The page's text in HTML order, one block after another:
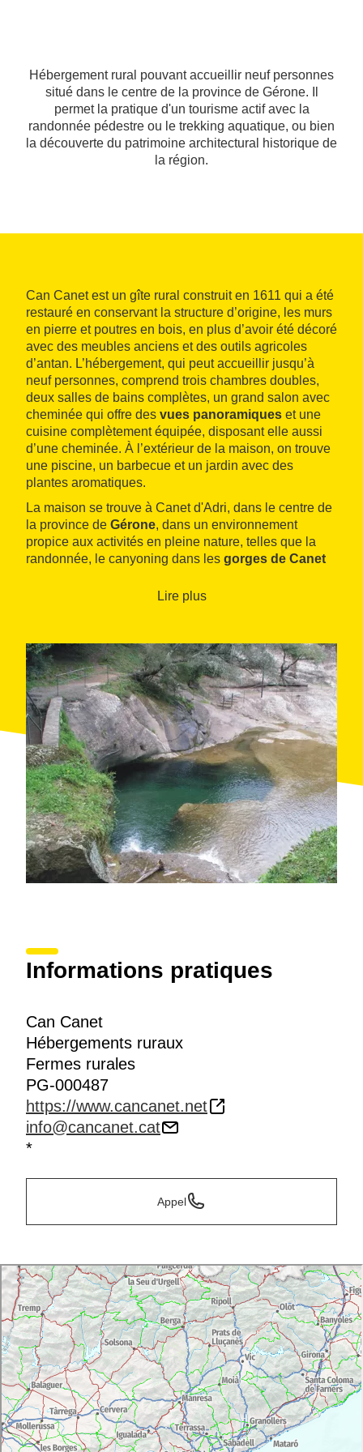
Hébergement rural pouvant accueillir neuf personnes
situé dans le centre de la province de Gérone. Il
permet la pratique d'un tourisme actif avec la
randonnée pédestre ou le trekking aquatique, ou bien
la découverte du patrimoine architectural historique de
la région.
Can Canet est un gîte rural construit en 1611 qui a été
restauré en conservant la structure d’origine, les murs
en pierre et poutres en bois, en plus d’avoir été décoré
avec des meubles anciens et des outils agricoles
d’antan. L’hébergement, qui peut accueillir jusqu’à
neuf personnes, comprend trois chambres doubles,
deux salles de bains complètes, un grand salon avec
cheminée qui offre des vues panoramiques et une
cuisine complètement équipée, disposant elle aussi
d’une cheminée. À l’extérieur de la maison, on trouve
une piscine, un barbecue et un jardin avec des
plantes aromatiques.
La maison se trouve à Canet d'Adri, dans le centre de
la province de Gérone, dans un environnement
propice aux activités en pleine nature, telles que la
randonnée, le canyoning dans les gorges de Canet
pouvez également découvrir le
Lire plus
Informations pratiques
Can Canet
Hébergements ruraux
Fermes rurales
PG-000487
https://www.cancanet.net
info@cancanet.cat
*
Appel